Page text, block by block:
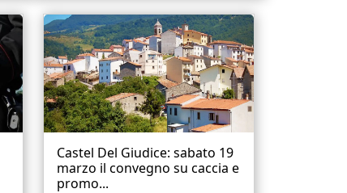
Castel Del Giudice: sabato 19
marzo il convegno su caccia e
promo...